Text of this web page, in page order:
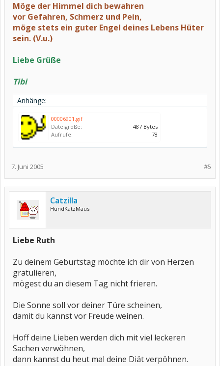
Möge der Himmel dich bewahren
vor Gefahren, Schmerz und Pein,
möge stets ein guter Engel deines Lebens Hüter
sein. (V.u.)
Liebe Grüße
Tibi
Anhänge:
00006901.gif
Dateigröße:
487 Bytes
Aufrufe:
78
#5
7. Juni 2005
Catzilla
HundKatzMaus
Liebe Ruth
Zu deinem Geburtstag möchte ich dir von Herzen
gratulieren,
mögest du an diesem Tag nicht frieren.
Die Sonne soll vor deiner Türe scheinen,
damit du kannst vor Freude weinen.
Hoff deine Lieben werden dich mit viel leckeren
Sachen verwöhnen,
dann kannst du heut mal deine Diät verpöhnen.